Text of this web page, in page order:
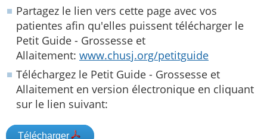
Partagez le lien vers cette page avec vos
patientes afin qu'elles puissent télécharger le
Petit Guide - Grossesse et
Allaitement: www.chusj.org/petitguide
Téléchargez le Petit Guide - Grossesse et
Allaitement en version électronique en cliquant
sur le lien suivant:
Télécharger